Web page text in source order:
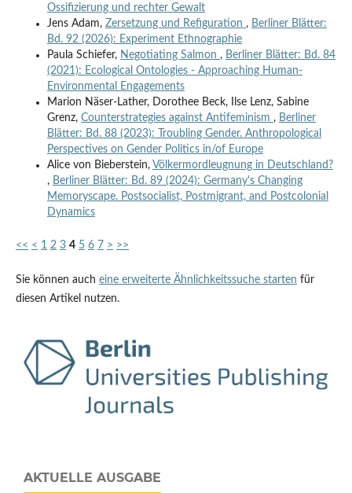
Ossifizierung und rechter Gewalt
Jens Adam, Zersetzung und Refiguration , Berliner Blätter:
Bd. 92 (2026): Experiment Ethnographie
Paula Schiefer, Negotiating Salmon , Berliner Blätter: Bd. 84
(2021): Ecological Ontologies - Approaching Human-
Environmental Engagements
Marion Näser-Lather, Dorothee Beck, Ilse Lenz, Sabine
Grenz, Counterstrategies against Antifeminism , Berliner
Blätter: Bd. 88 (2023): Troubling Gender. Anthropological
Perspectives on Gender Politics in/of Europe
Alice von Bieberstein, Völkermordleugnung in Deutschland?
, Berliner Blätter: Bd. 89 (2024): Germany's Changing
Memoryscape. Postsocialist, Postmigrant, and Postcolonial
Dynamics
<< < 1 2 3 4 5 6 7 > >>
Sie können auch eine erweiterte Ähnlichkeitssuche starten für
diesen Artikel nutzen.
AKTUELLE AUSGABE